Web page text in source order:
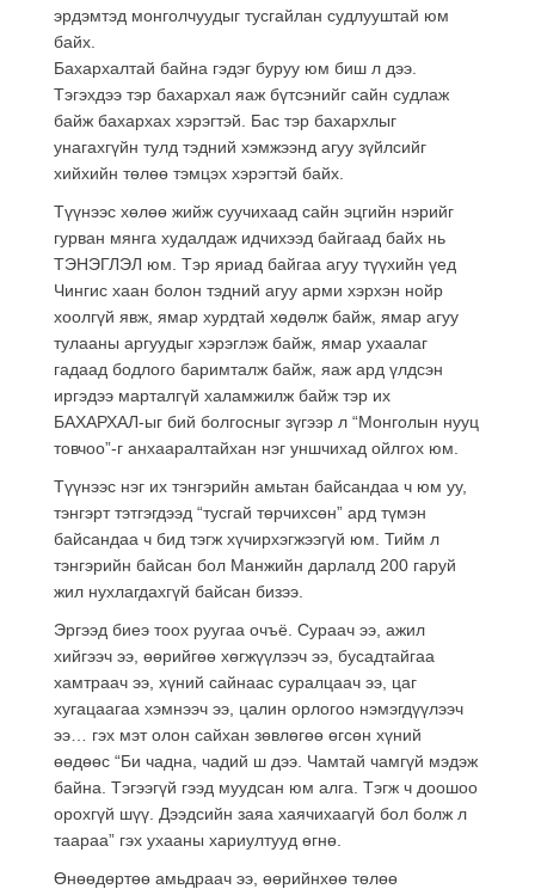
эрдэмтэд монголчуудыг тусгайлан судлууштай юм
байх.
Бахархалтай байна гэдэг буруу юм биш л дээ.
Тэгэхдээ тэр бахархал яаж бүтсэнийг сайн судлаж
байж бахархах хэрэгтэй. Бас тэр бахархлыг
унагахгүйн тулд тэдний хэмжээнд агуу зүйлсийг
хийхийн төлөө тэмцэх хэрэгтэй байх.
Түүнээс хөлөө жийж суучихаад сайн эцгийн нэрийг
гурван мянга худалдаж идчихээд байгаад байх нь
ТЭНЭГЛЭЛ юм. Тэр яриад байгаа агуу түүхийн үед
Чингис хаан болон тэдний агуу арми хэрхэн нойр
хоолгүй явж, ямар хурдтай хөдөлж байж, ямар агуу
тулааны аргуудыг хэрэглэж байж, ямар ухаалаг
гадаад бодлого баримталж байж, яаж ард үлдсэн
иргэдээ марталгүй халамжилж байж тэр их
БАХАРХАЛ-ыг бий болгосныг зүгээр л “Монголын нууц
товчоо”-г анхааралтайхан нэг уншчихад ойлгох юм.
Түүнээс нэг их тэнгэрийн амьтан байсандаа ч юм уу,
тэнгэрт тэтгэгдээд “тусгай төрчихсөн” ард түмэн
байсандаа ч бид тэгж хүчирхэгжээгүй юм. Тийм л
тэнгэрийн байсан бол Манжийн дарлалд 200 гаруй
жил нухлагдахгүй байсан бизээ.
Эргээд биеэ тоох руугаа очъё. Сураач ээ, ажил
хийгээч ээ, өөрийгөө хөгжүүлээч ээ, бусадтайгаа
хамтраач ээ, хүний сайнаас суралцаач ээ, цаг
хугацаагаа хэмнээч ээ, цалин орлогоо нэмэгдүүлээч
ээ… гэх мэт олон сайхан зөвлөгөө өгсөн хүний
өөдөөс “Би чадна, чадий ш дээ. Чамтай чамгүй мэдэж
байна. Тэгээгүй гээд муудсан юм алга. Тэгж ч доошоо
орохгүй шүү. Дээдсийн заяа хаячихаагүй бол болж л
таараа” гэх ухааны хариултууд өгнө.
Өнөөдөртөө амьдраач ээ, өөрийнхөө төлөө